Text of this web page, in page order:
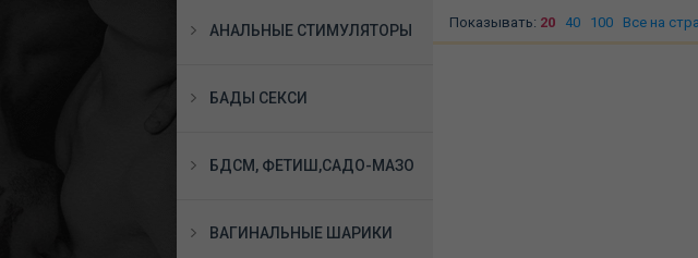
АНАЛЬНЫЕ СТИМУЛЯТОРЫ
БАДЫ СЕКСИ
БДСМ, ФЕТИШ,САДО-МАЗО
ВАГИНАЛЬНЫЕ ШАРИКИ
Показывать: 20 40 100 Все на